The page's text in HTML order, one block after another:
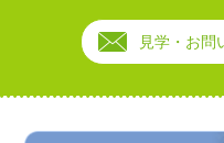
見学・お問